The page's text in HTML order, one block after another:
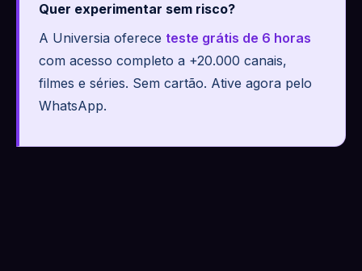
Quer experimentar sem risco?
A Universia oferece teste grátis de 6 horas
com acesso completo a +20.000 canais,
filmes e séries. Sem cartão. Ative agora pelo
WhatsApp.